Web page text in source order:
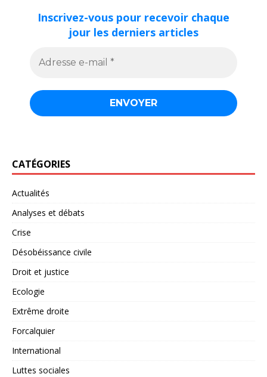
Inscrivez-vous pour recevoir chaque
jour les derniers articles
CATÉGORIES
Actualités
Analyses et débats
Crise
Désobéissance civile
Droit et justice
Ecologie
Extrême droite
Forcalquier
International
Luttes sociales